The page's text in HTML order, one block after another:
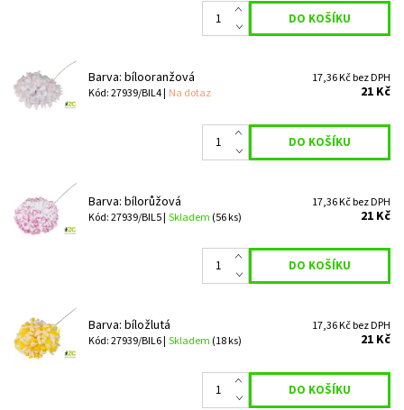
Barva: bílooranžová
Kód: 27939/BIL4 | Na dotaz
17,36 Kč bez DPH
21 Kč
Barva: bílorůžová
Kód: 27939/BIL5 | Skladem (56 ks)
17,36 Kč bez DPH
21 Kč
Barva: bíložlutá
Kód: 27939/BIL6 | Skladem (18 ks)
17,36 Kč bez DPH
21 Kč